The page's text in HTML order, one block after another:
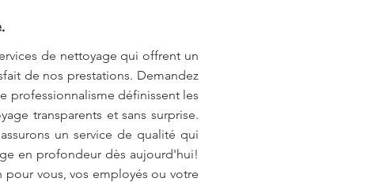
de nettoyage qui offrent un
de nos prestations. Demandez
professionnalisme définissent les
transparents et sans surprise.
un service de qualité qui
en profondeur dès aujourd'hui!
vous, vos employés ou votre